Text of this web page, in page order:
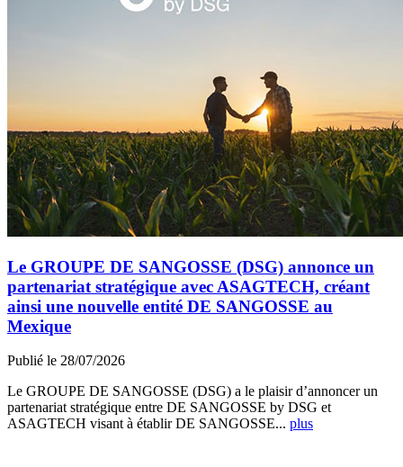
Le GROUPE DE SANGOSSE (DSG) annonce un
partenariat stratégique avec ASAGTECH, créant
ainsi une nouvelle entité DE SANGOSSE au
Mexique
Publié le 28/07/2026
Le GROUPE DE SANGOSSE (DSG) a le plaisir d’annoncer un
partenariat stratégique entre DE SANGOSSE by DSG et
ASAGTECH visant à établir DE SANGOSSE... plus